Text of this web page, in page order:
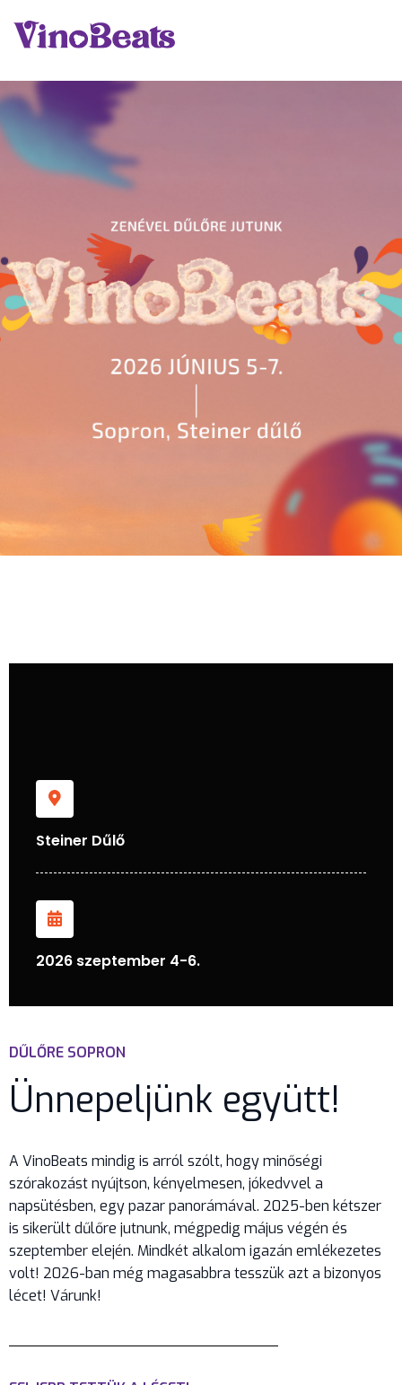
DŰLŐRE SOPRON
Ünnepeljünk együtt!
A VinoBeats mindig is arról szólt, hogy minőségi
szórakozást nyújtson, kényelmesen, jókedvvel a
napsütésben, egy pazar panorámával. 2025-ben kétszer
is sikerült dűlőre jutnunk, mégpedig május végén és
szeptember elején. Mindkét alkalom igazán emlékezetes
volt! 2026-ban még magasabbra tesszük azt a bizonyos
lécet! Várunk!
Steiner Dűlő
2026 szeptember 4-6.